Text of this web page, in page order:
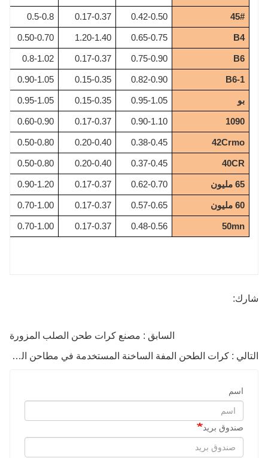
45#
0.42-0.50
0.17-0.37
0.5-0.8
B4
0.65-0.75
1.20-1.40
0.50-0.70
B6
0.75-0.90
0.17-0.37
0.8-1.02
B6-1
0.82-0.90
0.15-0.35
0.90-1.05
بو 0.95-1.05
0.15-0.35
0.95-1.05
1090
0.90-1.10
0.17-0.37
0.60-0.90
42Crmo
0.38-0.45
0.20-0.40
0.50-0.80
40CR
0.37-0.45
0.20-0.40
0.50-0.80
65 مليون 0.62-0.70
0.17-0.37
0.90-1.20
60 مليون 0.57-0.65
0.17-0.37
0.70-1.00
50mn
0.48-0.56
0.17-0.37
0.70-1.00
شارك:
السابق : مصنع كرات طحن الصلب المزورة
التالي : كرات الطحن المفة الساخنة المستخدمة في مطاحن الكرة
اسم
صندوق بريد